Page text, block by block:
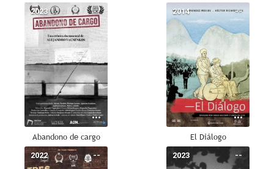
--
2023
Abandono de cargo
--
2014
El Diálogo
--
2022 --
2023